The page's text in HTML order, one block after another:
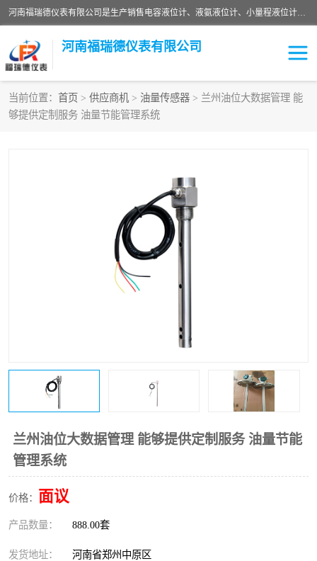
河南福瑞德仪表有限公司是生产销售电容液位计、液氨液位计、小量程液位计定制、智能锅炉水位计、液氮液位计等；并在产品开发、研制的过程中，吸取国内外仪器仪表的技术精华，建立了一支高、精、尖的科研开发队伍，使产品性能不断升级。
河南福瑞德仪表有限公司
当前位置： 首页 > 供应商机 > 油量传感器 > 兰州油位大数据管理 能
够提供定制服务 油量节能管理系统
兰州油位大数据管理 能够提供定制服务 油量节能
管理系统
价格： 面议
产品数量： 888.00套
发货地址： 河南省郑州中原区
液位计
液氮液位计
液位计传感器定制
物位计
锅炉水位计
流量仪表 加油站液位仪